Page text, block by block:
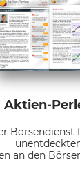
Aktien-
Börsendienst
an den